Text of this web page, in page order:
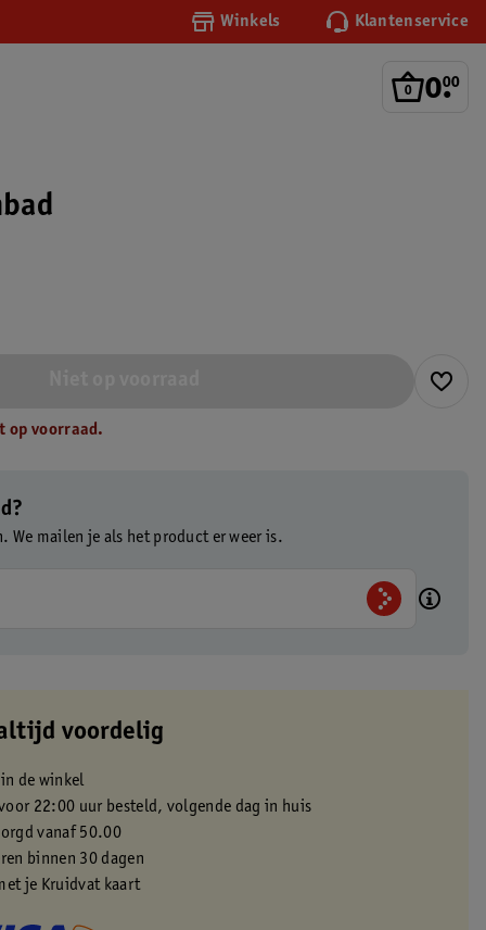
Winkels Klantenservice
0.
00
op voorraad.
We mailen je als het product er weer is.
voordelig
de winkel
22:00 uur besteld, volgende dag in huis
vanaf 50.00
binnen 30 dagen
je Kruidvat kaart